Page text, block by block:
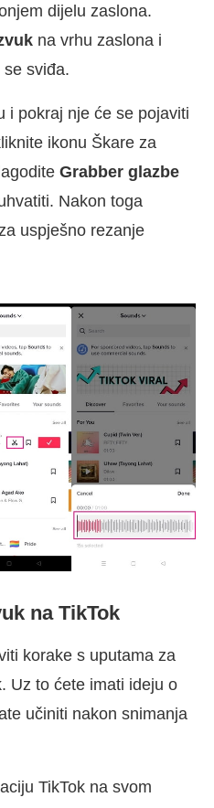
dijelu zaslona.
na vrhu zaslona i
sviđa.
i pokraj nje će se pojaviti
ikonu Škare za
Grabber glazbe
Nakon toga
uspješno rezanje
na TikTok
korake s uputama za
Uz to ćete imati ideju o
učiniti nakon snimanja
TikTok na svom